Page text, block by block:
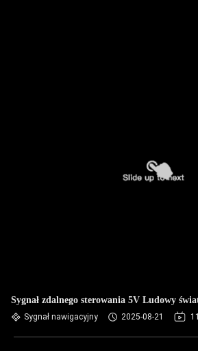
Sygnał zdalnego sterowania 5V Ludowy
Sygnał nawigacyjny 2025-08-21